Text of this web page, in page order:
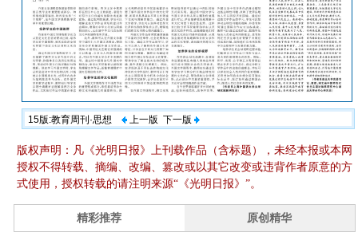
15版:教育周刊·思想 上一版 下一版
版权声明：凡《光明日报》上刊载作品（含标题），未经本报或本网
授权不得转载、摘编、改编、篡改或以其它改变或违背作者原意的方
式使用，授权转载的请注明来源“《光明日报》”。